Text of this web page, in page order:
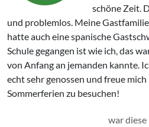
schöne Zeit.
und problemlos. Meine
hatte auch eine spanische
Schule gegangen ist wie ich, das
von Anfang an jemanden kannte.
echt sehr genossen und freue
Sommerferien zu besuchen!
war